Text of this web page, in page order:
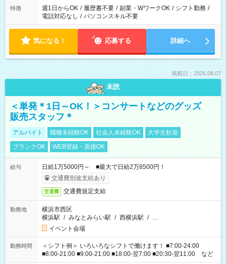
特徴 週1日からOK / 履歴書不要 / 副業・WワークOK / シフト勤務 /
電話対応なし / パソコンスキル不要
気になる！ 応募する 詳細へ
掲載日：2026.08.07
未読
＜単発＊1日～OK！＞コンサートなどのグッズ
販売スタッフ＊
アルバイト 職種未経験OK 社会人未経験OK
大学生歓迎
ブランクOK
WEB登録・面接OK
給与
日給1万5000円～ ■最大で日給2万8500円！
交通費別途支給あり
交通費 交通費規定支給
勤務地
横浜市西区
横浜駅 / みなとみらい駅 / 西横浜駅 / …
イベント会場
勤務時間
＜シフト例＞ いろいろなシフトで働けます！ ■7:00-24:00
■8:00-21:00 ■9:00-21:00 ■18:00-翌7:00 ■20:30-翌11:00 など